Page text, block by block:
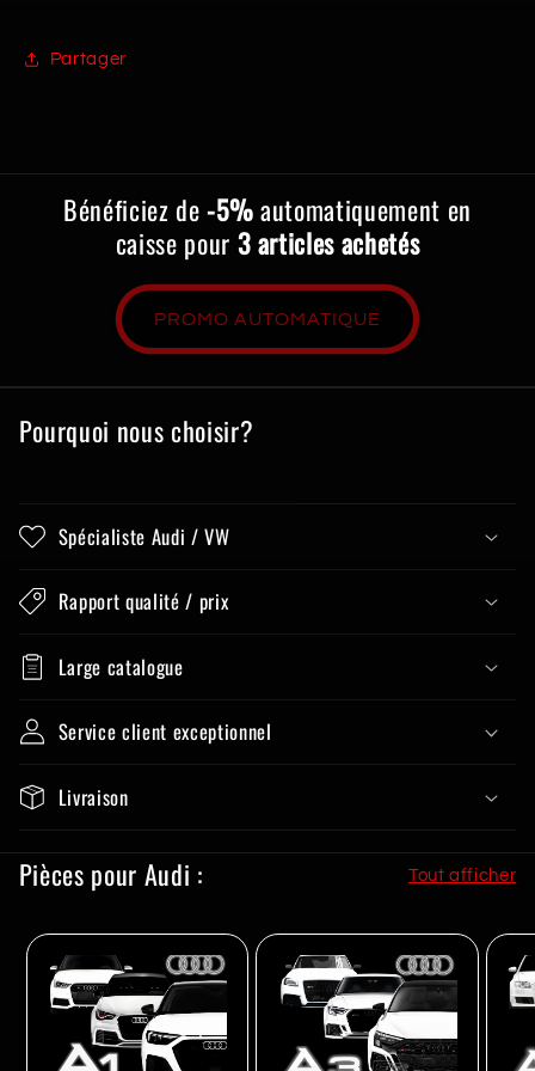
Partager
Bénéficiez de-5%automatiquement en
caisse pour 3 articles achetés
PROMO AUTOMATIQUE
Pourquoi nous choisir?
Spécialiste Audi / VW
Rapport qualité / prix
Large catalogue
Service client exceptionnel
Livraison
Pièces pour Audi : Tout afficher